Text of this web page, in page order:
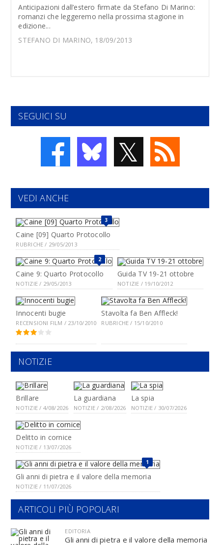
Anticipazioni dall’estero firmate da Stefano Di Marino:
romanzi che leggeremo nella prossima stagione in
edizione...
STEFANO DI MARINO, 18/09/2013
SEGUICI SU
𝕏
VEDI ANCHE
3
Caine [09] Quarto Protocollo
RUBRICHE / 29/05/2013
2
Caine 9: Quarto Protocollo
NOTIZIE / 29/05/2013
Guida TV 19-21 ottobre
NOTIZIE / 19/10/2012
Innocenti bugie
RECENSIONI FILM / 23/10/2010
Stavolta fa Ben Affleck!
RUBRICHE / 15/10/2010
NOTIZIE
Brillare
NOTIZIE / 4/08/2026
La guardiana
NOTIZIE / 2/08/2026
La spia
NOTIZIE / 30/07/2026
Delitto in cornice
NOTIZIE / 13/07/2026
1
Gli anni di pietra e il valore della memoria
NOTIZIE / 11/07/2026
ARTICOLI PIÙ POPOLARI
EDITORIA
Gli anni di pietra e il valore della memoria